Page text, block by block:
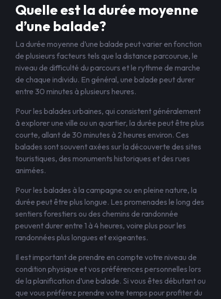
Quelle est la durée moyenne
d’une balade?
La durée moyenne d’une balade peut varier en fonction
de plusieurs facteurs tels que la distance parcourue, le
niveau de difficulté du parcours et le rythme de marche
de chaque individu. En général, une balade peut durer
entre 30 minutes à plusieurs heures.
Pour les balades urbaines, qui consistent généralement
à explorer une ville ou un quartier, la durée peut être plus
courte, allant de 30 minutes à 2 heures environ. Ces
balades sont souvent axées sur la découverte des sites
touristiques, des monuments historiques et des rues
animées.
Pour les balades à la campagne ou en pleine nature, la
durée peut être plus longue. Les promenades le long des
sentiers forestiers ou des chemins de randonnée
peuvent durer entre 1 à 4 heures, voire plus pour les
randonnées plus longues et exigeantes.
Il est important de prendre en compte votre niveau de
condition physique et vos préférences personnelles lors
de la planification d’une balade. Si vous êtes débutant ou
que vous préférez prendre votre temps pour profiter du